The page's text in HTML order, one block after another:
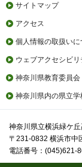
サイトマップ
アクセス
個人情報の取扱いに
ウェブアクセシビ
神奈川県教育委員会
神奈川県内の県立学
神奈川県立横浜緑ケ
〒231-0832 横浜市中
電話番号：(045)621-